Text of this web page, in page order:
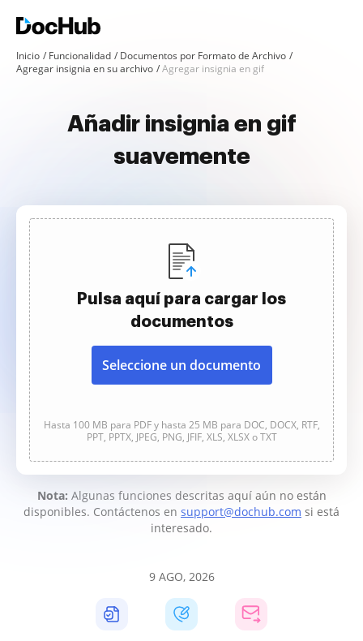
Inicio Funcionalidad
Documentos por Formato de Archivo
Agregar insignia en su archivo
Agregar insignia en gif
Añadir insignia en gif
suavemente
Pulsa aquí para cargar los
documentos
Seleccione un documento
Hasta 100 MB para PDF y hasta 25 MB para DOC, DOCX, RTF,
PPT, PPTX, JPEG, PNG, JFIF, XLS, XLSX o TXT
Nota: Algunas funciones descritas aquí aún no están
disponibles. Contáctenos en support@dochub.com si está
interesado.
9 AGO, 2026